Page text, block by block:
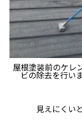
屋根塗装前のケレ
ビの除去を行い
見えにくい